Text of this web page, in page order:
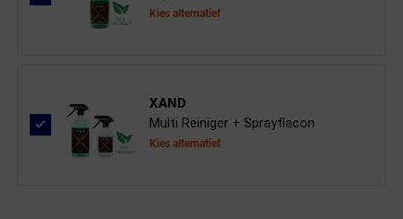
Kies alternatief
XAND
Multi Reiniger + Sprayflacon
Kies alternatief